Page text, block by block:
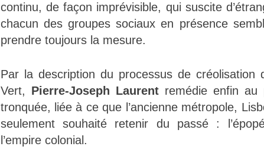
continu, de façon imprévisible, qui suscite
chacun des groupes sociaux en présence
prendre toujours la mesure.
Par la description du processus de créolisation
Vert, Pierre-Joseph Laurentremédie enfin au
tronquée, liée à ce que l’ancienne métropole,
seulement souhaité retenir du passé :
l’empire colonial.